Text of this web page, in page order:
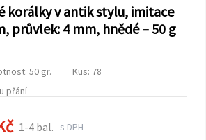
korálky v antik stylu, imitace
průvlek: 4 mm, hnědé – 50 g
50 gr.
Kus: 78
přání
1-4 bal. s DPH